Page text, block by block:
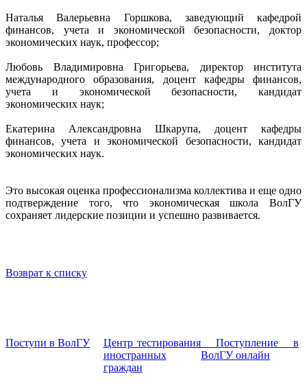
Наталья Валерьевна Горшкова, заведующий кафедрой
финансов, учета и экономической безопасности, доктор
экономических наук, профессор;
Любовь Владимировна Григорьева, директор института
международного образования, доцент кафедры финансов,
учета и экономической безопасности, кандидат
экономических наук;
Екатерина Александровна Шкарупа, доцент кафедры
финансов, учета и экономической безопасности, кандидат
экономических наук.
Это высокая оценка профессионализма коллектива и еще одно
подтверждение того, что экономическая школа ВолГУ
сохраняет лидерские позиции и успешно развивается.
Возврат к списку
Поступи в ВолГУ
Центр тестирования
иностранных
граждан
Поступление в
ВолГУ онлайн